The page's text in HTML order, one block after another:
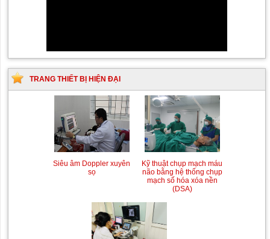
TRANG THIẾT BỊ HIỆN ĐẠI
Siêu âm Doppler xuyên
sọ
Kỹ thuật chụp mạch máu
não bằng hệ thống chụp
mạch số hóa xóa nền
(DSA)